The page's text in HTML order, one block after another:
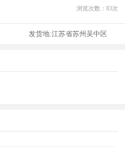
浏览次数： 83次
发货地:江苏省苏州吴中区